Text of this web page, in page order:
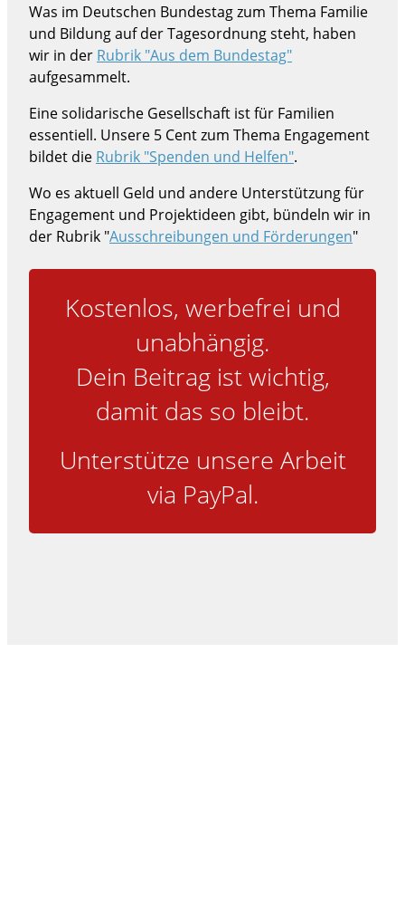
Was im Deutschen Bundestag zum Thema Familie
und Bildung auf der Tagesordnung steht, haben
wir in der Rubrik "Aus dem Bundestag"
aufgesammelt.
Eine solidarische Gesellschaft ist für Familien
essentiell. Unsere 5 Cent zum Thema Engagement
bildet die Rubrik "Spenden und Helfen".
Wo es aktuell Geld und andere Unterstützung für
Engagement und Projektideen gibt, bündeln wir in
der Rubrik "Ausschreibungen und Förderungen"
Kostenlos, werbefrei und
unabhängig.
Dein Beitrag ist wichtig,
damit das so bleibt.
Unterstütze unsere Arbeit
via PayPal.